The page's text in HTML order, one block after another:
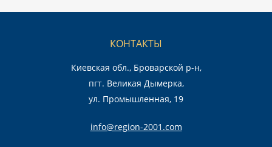
КОНТАКТЫ
Киевская обл., Броварской р-н,
пгт. Великая Дымерка,
ул. Промышленная, 19
info@region-2001.com